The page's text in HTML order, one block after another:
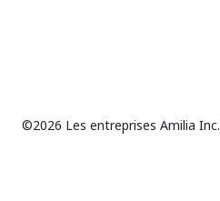
©2026 Les entreprises Amilia Inc.